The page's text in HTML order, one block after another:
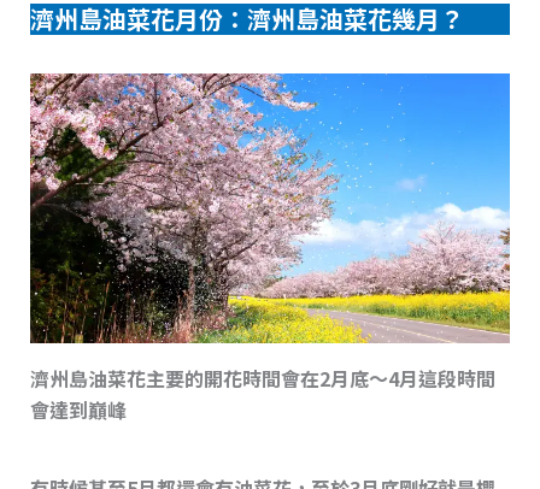
濟州島油菜花月份：濟州島油菜花幾月？
濟州島油菜花主要的開花時間會在2月底～4月這段時間
會達到巔峰